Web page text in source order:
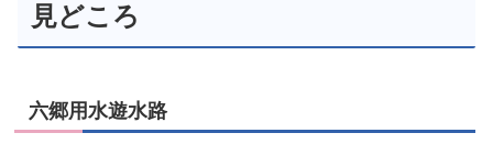
見どころ
六郷用水遊水路